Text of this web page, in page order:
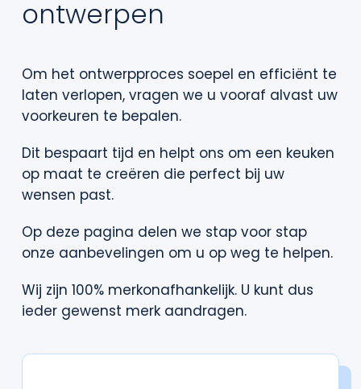
ontwerpen
Om het ontwerpproces soepel en efficiënt te
laten verlopen, vragen we u vooraf alvast uw
voorkeuren te bepalen.
Dit bespaart tijd en helpt ons om een keuken
op maat te creëren die perfect bij uw
wensen past.
Op deze pagina delen we stap voor stap
onze aanbevelingen om u op weg te helpen.
Wij zijn 100% merkonafhankelijk. U kunt dus
ieder gewenst merk aandragen.